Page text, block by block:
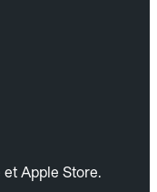
Apple Store.